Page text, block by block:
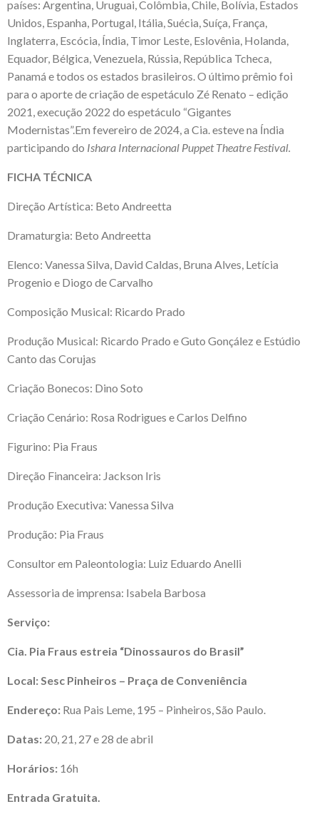
países: Argentina, Uruguai, Colômbia, Chile, Bolívia, Estados
Unidos, Espanha, Portugal, Itália, Suécia, Suíça, França,
Inglaterra, Escócia, Índia, Timor Leste, Eslovênia, Holanda,
Equador, Bélgica, Venezuela, Rússia, República Tcheca,
Panamá e todos os estados brasileiros. O último prêmio foi
para o aporte de criação de espetáculo Zé Renato – edição
2021, execução 2022 do espetáculo “Gigantes
Modernistas”.Em fevereiro de 2024, a Cia. esteve na Índia
participando do Ishara Internacional Puppet Theatre Festival.
FICHA TÉCNICA
Direção Artística: Beto Andreetta
Dramaturgia: Beto Andreetta
Elenco: Vanessa Silva, David Caldas, Bruna Alves, Letícia
Progenio e Diogo de Carvalho
Composição Musical: Ricardo Prado
Produção Musical: Ricardo Prado e Guto Gonçález e Estúdio
Canto das Corujas
Criação Bonecos: Dino Soto
Criação Cenário: Rosa Rodrigues e Carlos Delfino
Figurino: Pia Fraus
Direção Financeira: Jackson Iris
Produção Executiva: Vanessa Silva
Produção: Pia Fraus
Consultor em Paleontologia: Luiz Eduardo Anelli
Assessoria de imprensa: Isabela Barbosa
Serviço:
Cia. Pia Fraus estreia “Dinossauros do Brasil”
Local: Sesc Pinheiros – Praça de Conveniência
Endereço: Rua Pais Leme, 195 – Pinheiros, São Paulo.
Datas: 20, 21, 27 e 28 de abril
Horários: 16h
Entrada Gratuita.